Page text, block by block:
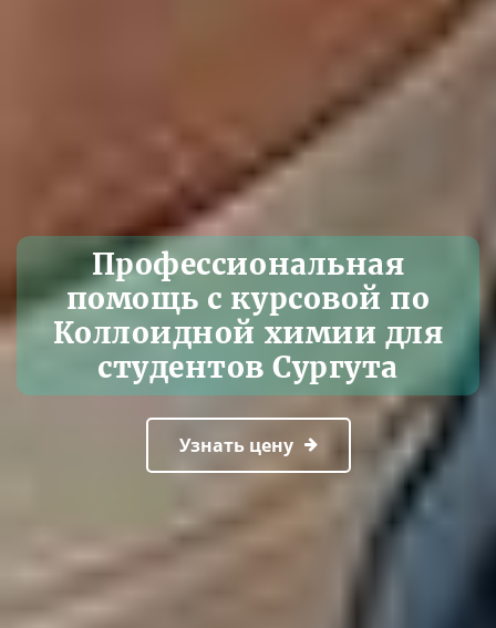
Профессиональная
помощь с курсовой по
Коллоидной химии для
студентов Сургута
Узнать цену